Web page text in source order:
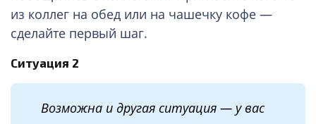
из коллег на обед или на чашечку кофе —
сделайте первый шаг.
Ситуация 2
Возможна и другая ситуация — у вас